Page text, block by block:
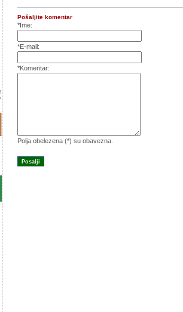
Pošaljite komentar
*Ime:
*E-mail:
*Komentar:
Polja obelezena (*) su obavezna.